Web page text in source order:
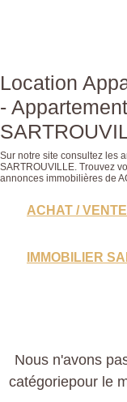
Location
-
Sur notre site consultez les
SARTROUVILLE. Trouvez
annonces immobilières de
ACHAT /
IMMOBILIER
Nous n'avons
catégoriepour le